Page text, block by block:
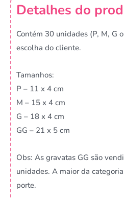
Detalhes do
Contém 30 unidades (P, M, G
escolha do cliente.
Tamanhos:
P – 11 x 4 cm
M – 15 x 4 cm
G – 18 x 4 cm
GG – 21 x 5 cm
Obs: As gravatas GG são
unidades. A maior da
porte.